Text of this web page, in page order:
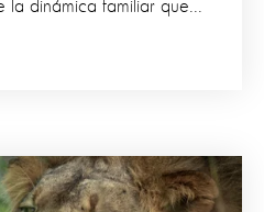
la dinámica familiar que...